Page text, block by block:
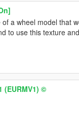
a wheel model that
to use this texture
(EURMV1) ©